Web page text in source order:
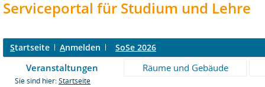
Serviceportal für Studium und Lehre
Startseite Anmelden SoSe 2026
Veranstaltungen Räume und Gebäude
Sie sind hier: Startseite